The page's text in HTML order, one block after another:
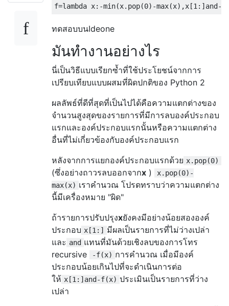
f=lambda x:-min(x. pop(0)-max(x),x [1 :] and -
ทดสอบบนIdeone
มันทำงานอย่างไร
นี่เป็นวิธีแบบเรียกซ้ำที่ใช้ประโยชน์จากการ
เปรียบเทียบแบบผสมที่ผิดปกติของ Python 2
ผลลัพธ์ที่ดีที่สุดที่เป็นไปได้คือความแตกต่างของ
จำนวนสูงสุดของรายการที่มีการลบองค์ประกอบ
แรกและองค์ประกอบแรกนั้นหรือความแตกต่าง
อื่นที่ไม่เกี่ยวข้องกับองค์ประกอบแรก
หลังจากการแยกองค์ประกอบแรกด้วย x.pop(0)
(ซึ่งอย่างถาวรลบออกจากx )
x.pop(0)-
max(x) เราคำนวณ โปรดทราบว่าความแตกต่าง
นี้มีเครื่องหมาย "ผิด"
ถ้ารายการปรับปรุงxยังคงมีอย่างน้อยสององค์
ประกอบ x[1:]
มีผลเป็นรายการที่ไม่ว่างเปล่า
และ and แทนที่มันด้วยเชิงลบของการโทร
recursive
-f(x) การคำนวณ เมื่อมีองค์
ประกอบน้อยเกินไปที่จะดำเนินการต่อ
ให้ x[1:]and-f(x) ประเมินเป็นรายการที่ว่าง
เปล่า